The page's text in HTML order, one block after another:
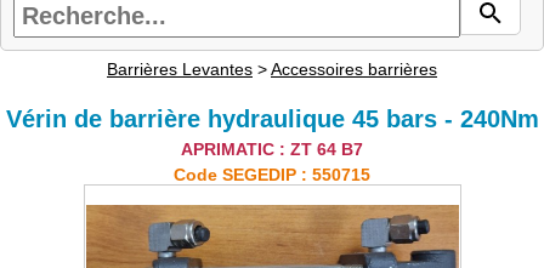
Barrières Levantes >Accessoires barrières
Vérin de barrière hydraulique 45 bars - 240Nm
APRIMATIC : ZT 64 B7
Code SEGEDIP : 550715